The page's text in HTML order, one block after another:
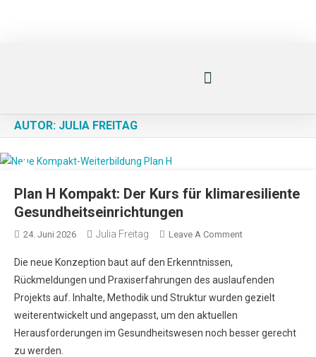
AUTOR: JULIA FREITAG
Plan H Kompakt: Der Kurs für klimaresiliente
Gesundheitseinrichtungen
24. Juni 2026 Julia Freitag Leave A Comment
Die neue Konzeption baut auf den Erkenntnissen,
Rückmeldungen und Praxiserfahrungen des auslaufenden
Projekts auf. Inhalte, Methodik und Struktur wurden gezielt
weiterentwickelt und angepasst, um den aktuellen
Herausforderungen im Gesundheitswesen noch besser gerecht
zu werden.